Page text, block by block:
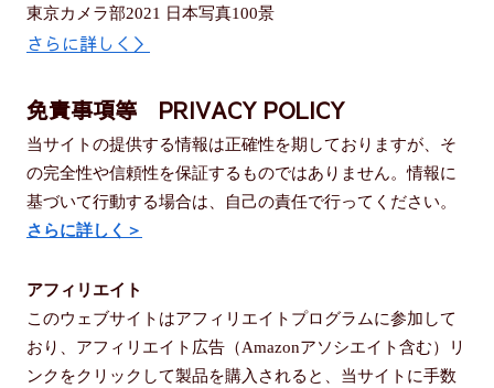
東京カメラ部2021 日本写真100景
さらに詳しく＞
免責事項等 PRIVACY POLICY
当サイトの提供する情報は正確性を期しておりますが、そ
の完全性や信頼性を保証するものではありません。情報に
基づいて行動する場合は、自己の責任で行ってください。
さらに詳しく＞
アフィリエイト
このウェブサイトはアフィリエイトプログラムに参加して
おり、アフィリエイト広告（Amazonアソシエイト含む）リ
ンクをクリックして製品を購入されると、当サイトに手数